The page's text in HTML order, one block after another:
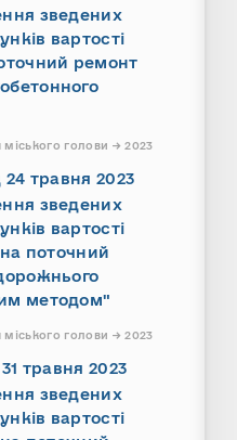
зведених
вартості
ремонт
голови → 2023
24 травня 2023
зведених
вартості
на поточний
методом"
голови → 2023
травня 2023
зведених
вартості